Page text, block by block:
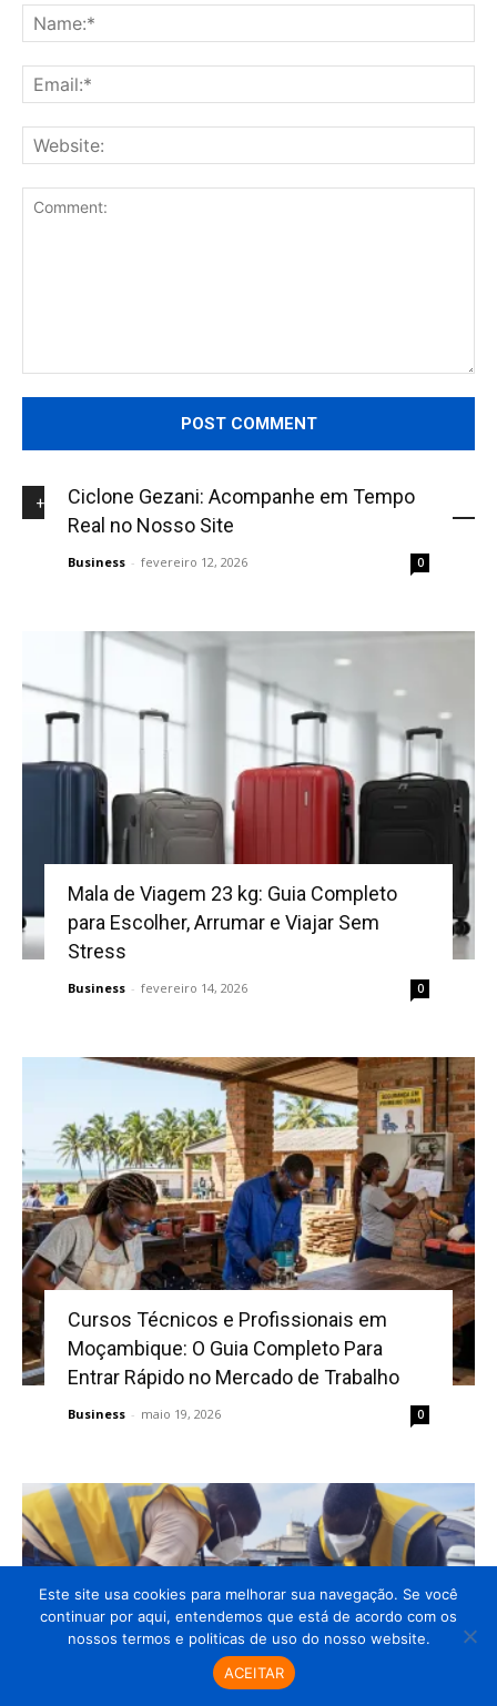
+NOVIDADES
Ciclone Gezani: Acompanhe em Tempo
Real no Nosso Site
Business - fevereiro 12, 2026 0
Mala de Viagem 23 kg: Guia Completo
para Escolher, Arrumar e Viajar Sem
Stress
Business - fevereiro 14, 2026 0
Cursos Técnicos e Profissionais em
Moçambique: O Guia Completo Para
Entrar Rápido no Mercado de Trabalho
Business - maio 19, 2026 0
Este site usa cookies para melhorar sua navegação. Se você
continuar por aqui, entendemos que está de acordo com os
nossos termos e politicas de uso do nosso website.
ACEITAR